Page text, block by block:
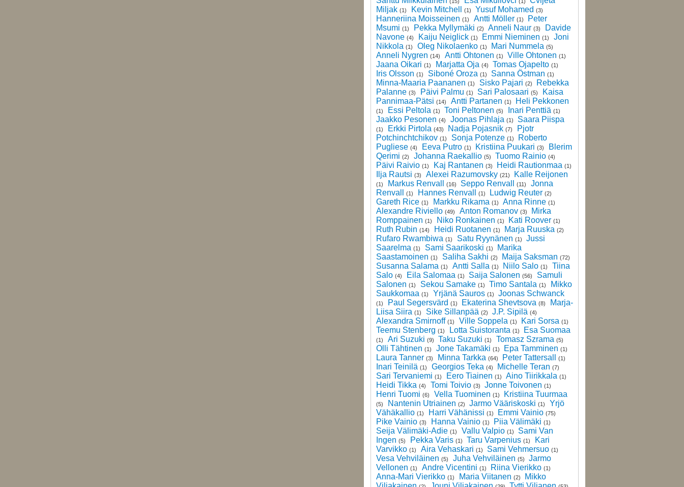
Miljak (1) Kevin Mitchell (1) Yusuf Mohamed (3)
Hanneriina Moisseinen (1) Antti Möller (1)
Peter
Msumi (1) Pekka Myllymäki (2) Anneli Naur (3)
Davide
Navone (4) Kaiju Neiglick (1) Emmi Nieminen (1)
Joni
Nikkola (1) Oleg Nikolaenko (1) Mari Nummela (5)
Anneli Nygren (14) Antti Ohtonen (1) Ville Ohtonen (1)
Jaana Oikari (1) Marjatta Oja (4) Tomas Ojapelto (1)
Iris Olsson (1) Siboné Oroza (1) Sanna Östman (1)
Minna-Maaria Paananen (1) Sisko Pajari (2)
Rebekka
Palanne (3) Päivi Palmu (1) Sari Palosaari (5)
Kaisa
Pannimaa-Pätsi (14) Antti Partanen (1) Heli Pekkonen
(1) Essi Peltola (1) Toni Peltonen (5) Inari Penttiä (1)
Jaakko Pesonen (4) Joonas Pihlaja (1) Saara Piispa
(1) Erkki Pirtola (43) Nadja Pojasnik (7)
Pjotr
Potchinchtchikov (1) Sonja Potenze (1)
Roberto
Pugliese (4) Eeva Putro (1) Kristiina Puukari (3)
Blerim
Qerimi (2) Johanna Raekallio (5) Tuomo Rainio (4)
Päivi Raivio (1) Kaj Rantanen (3) Heidi Rautionmaa (1)
Ilja Rautsi (3) Alexei Razumovsky (21) Kalle Reijonen
(1) Markus Renvall (16) Seppo Renvall (11)
Jonna
Renvall
(1) Hannes Renvall (1) Ludwig Reuter (2)
Gareth Rice (1) Markku Rikama (1) Anna Rinne (1)
Alexandre Riviello (49) Anton Romanov (3)
Mirka
Romppainen (1) Niko Ronkainen (1) Kati Roover (1)
Ruth Rubin (14) Heidi Ruotanen (1) Marja Ruuska (2)
Rufaro Rwambiwa (1) Satu Ryynänen (1)
Jussi
Saarelma (1) Sami Saarikoski (1)
Marika
Saastamoinen (1) Saliha Sakhi (2) Maija Saksman (72)
Susanna Salama (1) Antti Salla (1) Niilo Salo (1)
Tiina
Salo (4) Eila Salomaa (1) Saija Salonen (56)
Samuli
Salonen (1) Sekou Samake (1) Timo Santala (1)
Mikko
Saukkomaa (1) Yrjänä Sauros (1) Joonas Schwanck
(1) Paul Segersvärd (1) Ekaterina Shevtsova (8)
Marja-
Liisa Siira (1) Sike Sillanpää (2) J.P. Sipilä (4)
Alexandra Smirnoff (1) Ville Soppela (1) Kari Sorsa (1)
Teemu Stenberg (1) Lotta Suistoranta (1) Esa Suomaa
(1) Ari Suzuki (9) Taku Suzuki (1) Tomasz Szrama (5)
Olli Tähtinen (1) Jone Takamäki (1) Epa Tamminen (1)
Laura Tanner (3) Minna Tarkka (64) Peter Tattersall (1)
Inari Teinilä (1) Georgios Teka (4) Michelle Teran (7)
Sari Tervaniemi (1) Eero Tiainen (1) Aino Tiirikkala (1)
Heidi Tikka (4) Tomi Toivio (3) Jonne Toivonen (1)
Henri Tuomi (6) Vella Tuominen (1) Kristiina Tuurmaa
(5) Nantenin Utriainen (2) Jarmo Vääriskoski (1)
Yrjö
Vähäkallio (1) Harri Vähänissi (1) Emmi Vainio (75)
Pike Vainio (3) Hanna Vainio (1) Piia Välimäki (1)
Seija Välimäki-Adie (1) Vallu Valpio (1)
Sami Van
Ingen (5) Pekka Varis (1) Taru Varpenius (1)
Kari
Varvikko (1) Aira Vehaskari (1) Sami Vehmersuo (1)
Vesa Vehviläinen (5) Juha Vehviläinen (5)
Jarmo
Vellonen (1) Andre Vicentini (1) Riina Vierikko (1)
Anna-Mari Vierikko (1) Maria Viitanen (2)
Mikko